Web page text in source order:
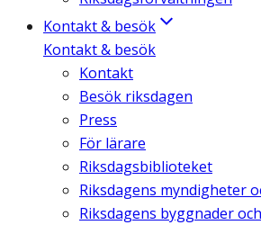
Kontakt & besök
Kontakt & besök
Kontakt
Besök riksdagen
Press
För lärare
Riksdagsbiblioteket
Riksdagens myndigheter
Riksdagens byggnader